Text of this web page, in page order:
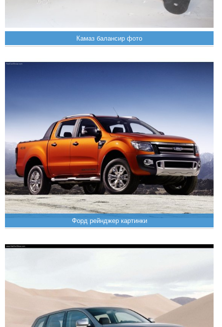
Камаз балансир фото
Форд рейнджер картинки